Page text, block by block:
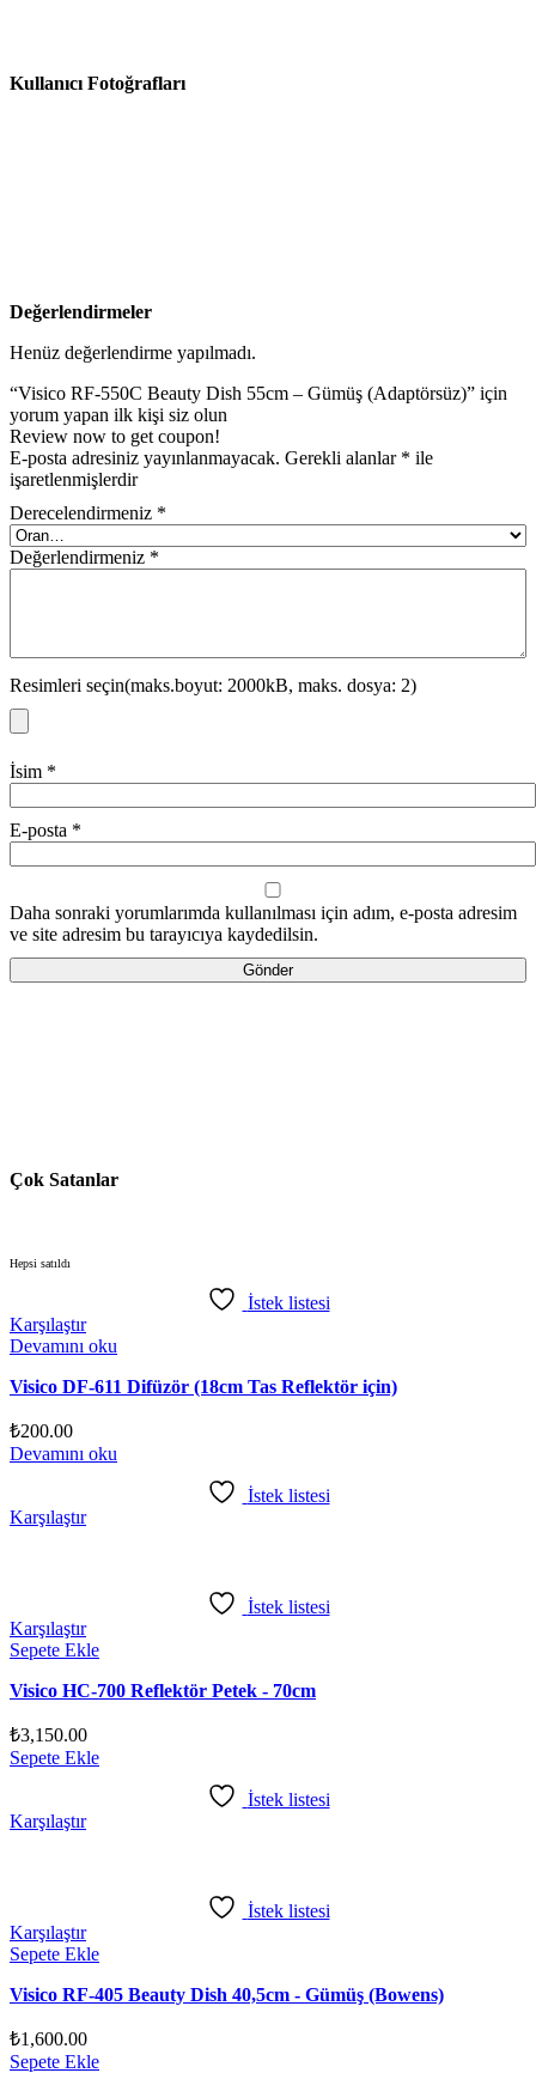
Kullanıcı Fotoğrafları
Değerlendirmeler
Henüz değerlendirme yapılmadı.
“Visico RF-550C Beauty Dish 55cm – Gümüş (Adaptörsüz)” için
yorum yapan ilk kişi siz olun
Review now to get coupon!
E-posta adresiniz yayınlanmayacak. Gerekli alanlar * ile
işaretlenmişlerdir
Derecelendirmeniz *
Değerlendirmeniz *
Resimleri seçin(maks.boyut: 2000kB, maks. dosya: 2)
İsim *
E-posta *
Daha sonraki yorumlarımda kullanılması için adım, e-posta adresim
ve site adresim bu tarayıcıya kaydedilsin.
Çok Satanlar
Hepsi satıldı
İstek listesi
Karşılaştır
Devamını oku
Visico DF-611 Difüzör (18cm Tas Reflektör için)
₺200.00
Devamını oku
İstek listesi
Karşılaştır
İstek listesi
Karşılaştır
Sepete Ekle
Visico HC-700 Reflektör Petek - 70cm
₺3,150.00
Sepete Ekle
İstek listesi
Karşılaştır
İstek listesi
Karşılaştır
Sepete Ekle
Visico RF-405 Beauty Dish 40,5cm - Gümüş (Bowens)
₺1,600.00
Sepete Ekle